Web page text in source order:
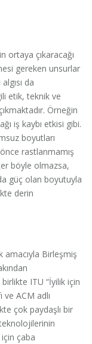
ortaya çıkaracağı
gereken unsurlar
da
etik, teknik ve
Örneğin
iş kaybı etkisi gibi.
boyutları
rastlanmamış
böyle olmazsa,
güç olan boyutuyla
derin
amacıyla Birleşmiş
ITU “İyilik için
ve ACM adlı
çok paydaşlı bir
çaba